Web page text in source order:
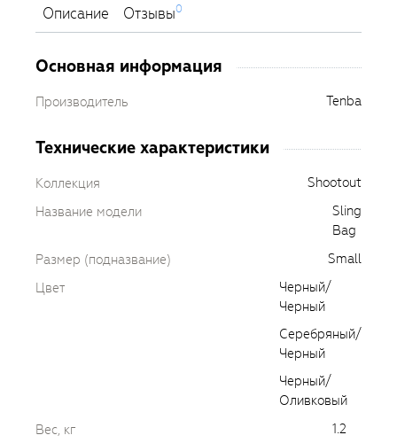
Описание Отзывы0
Основная информация
Производитель Tenba
Технические характеристики
Коллекция
Shootout
Название модели
Sling
Bag
Размер (подназвание)
Small
Цвет
Черный/
Черный
Серебряный/
Черный
Черный/
Оливковый
Вес, кг
1.2